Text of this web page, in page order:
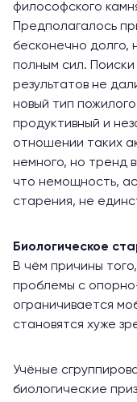
философского
Предполагалось
бесконечно долго,
полным сил. Поиски
результатов не
новый тип
продуктивный и
отношении таких
немного, но тренд
что немощность,
старения, не
Биологическое
В чём причины
проблемы с
ограничивается
становятся хуже
Учёные
биологические